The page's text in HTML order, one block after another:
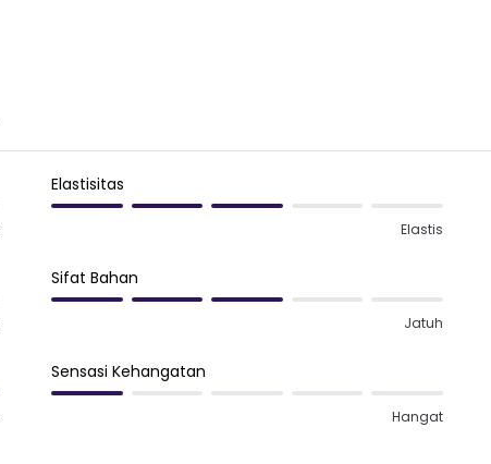
Elastisitas
Elastis
Sifat Bahan
Jatuh
Sensasi Kehangatan
Hangat